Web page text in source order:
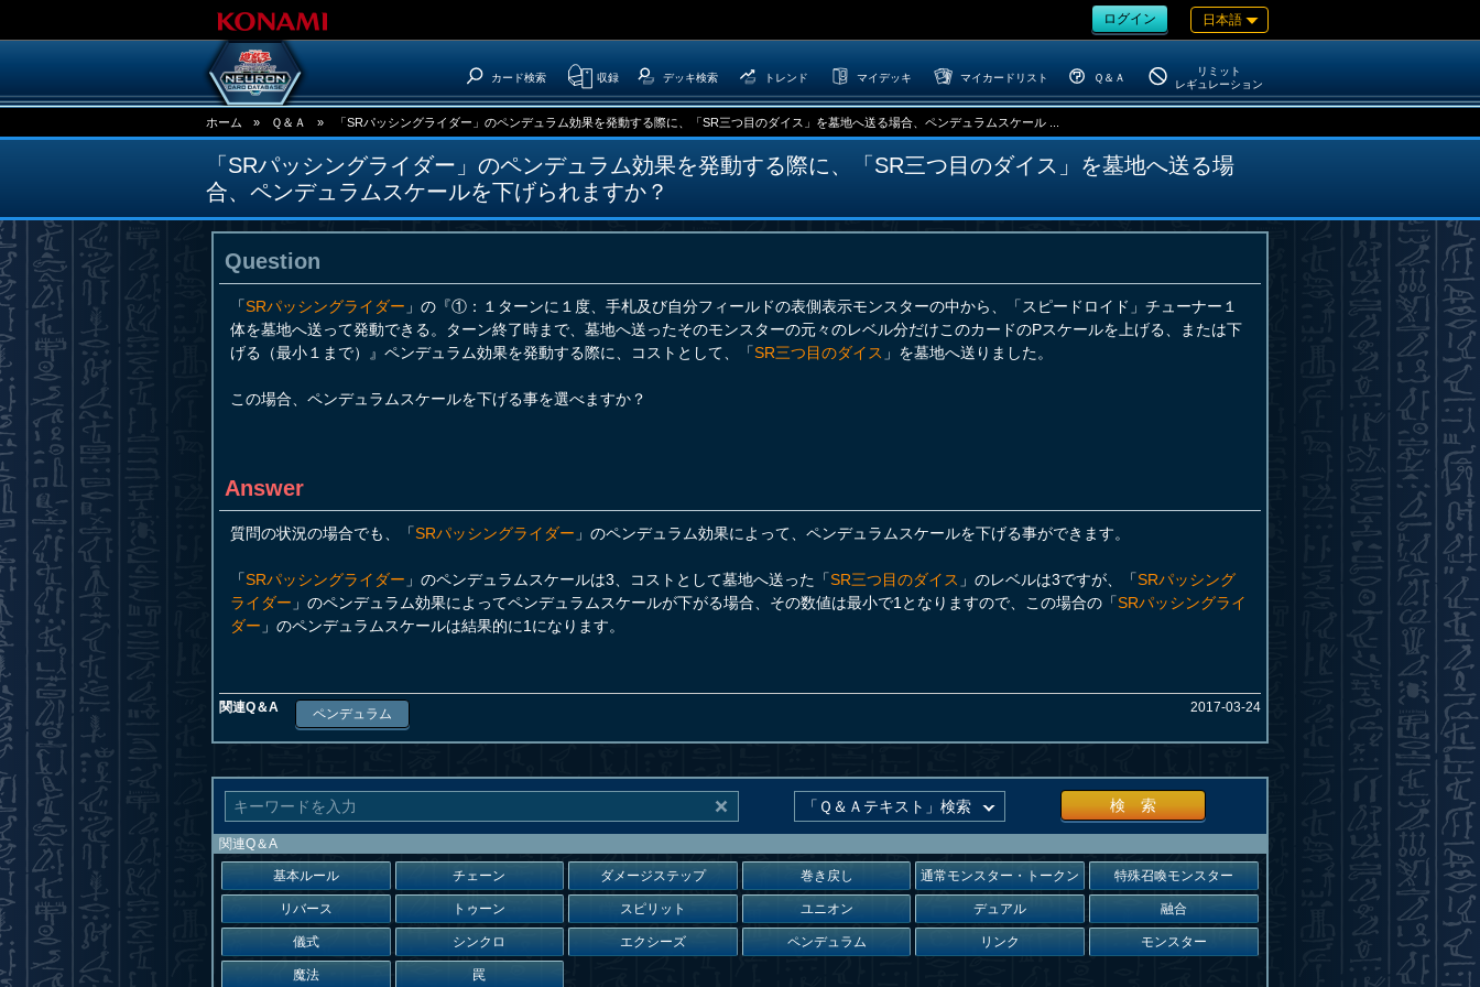
ログイン 日本語
カード検索 収録 デッキ検索 トレンド マイデッキ マイカードリスト Ｑ＆Ａ
リミット
レギュレーション
ホーム » Ｑ＆Ａ » 「SRパッシングライダー」のペンデュラム効果を発動する際に、「SR三つ目のダイス」を墓地へ送る場合、ペンデュラムスケール ...
「SRパッシングライダー」のペンデュラム効果を発動する際に、「SR三つ目のダイス」を墓地へ送る場
合、ペンデュラムスケールを下げられますか？
Question
「SRパッシングライダー 」の『①：１ターンに１度、手札及び自分フィールドの表側表示モンスターの中から、「スピードロイド」チューナー１
体を墓地へ送って発動できる。ターン終了時まで、墓地へ送ったそのモンスターの元々のレベル分だけこのカードのPスケールを上げる、または下
げる（最小１まで）』ペンデュラム効果を発動する際に、コストとして、「SR三つ目のダイス 」を墓地へ送りました。
この場合、ペンデュラムスケールを下げる事を選べますか？
Answer
質問の状況の場合でも、「SRパッシングライダー 」のペンデュラム効果によって、ペンデュラムスケールを下げる事ができます。
「SRパッシングライダー 」のペンデュラムスケールは3、コストとして墓地へ送った「SR三つ目のダイス 」のレベルは3ですが、「SRパッシング
ライダー 」のペンデュラム効果によってペンデュラムスケールが下がる場合、その数値は最小で1となりますので、この場合の「SRパッシングライ
ダー 」のペンデュラムスケールは結果的に1になります。
関連Q＆A ペンデュラム 2017-03-24
検 索
関連Q＆A
基本ルール チェーン ダメージステップ 巻き戻し 通常モンスター・トークン 特殊召喚モンスター
リバース トゥーン スピリット ユニオン デュアル 融合
儀式 シンクロ エクシーズ ペンデュラム リンク モンスター
魔法 罠